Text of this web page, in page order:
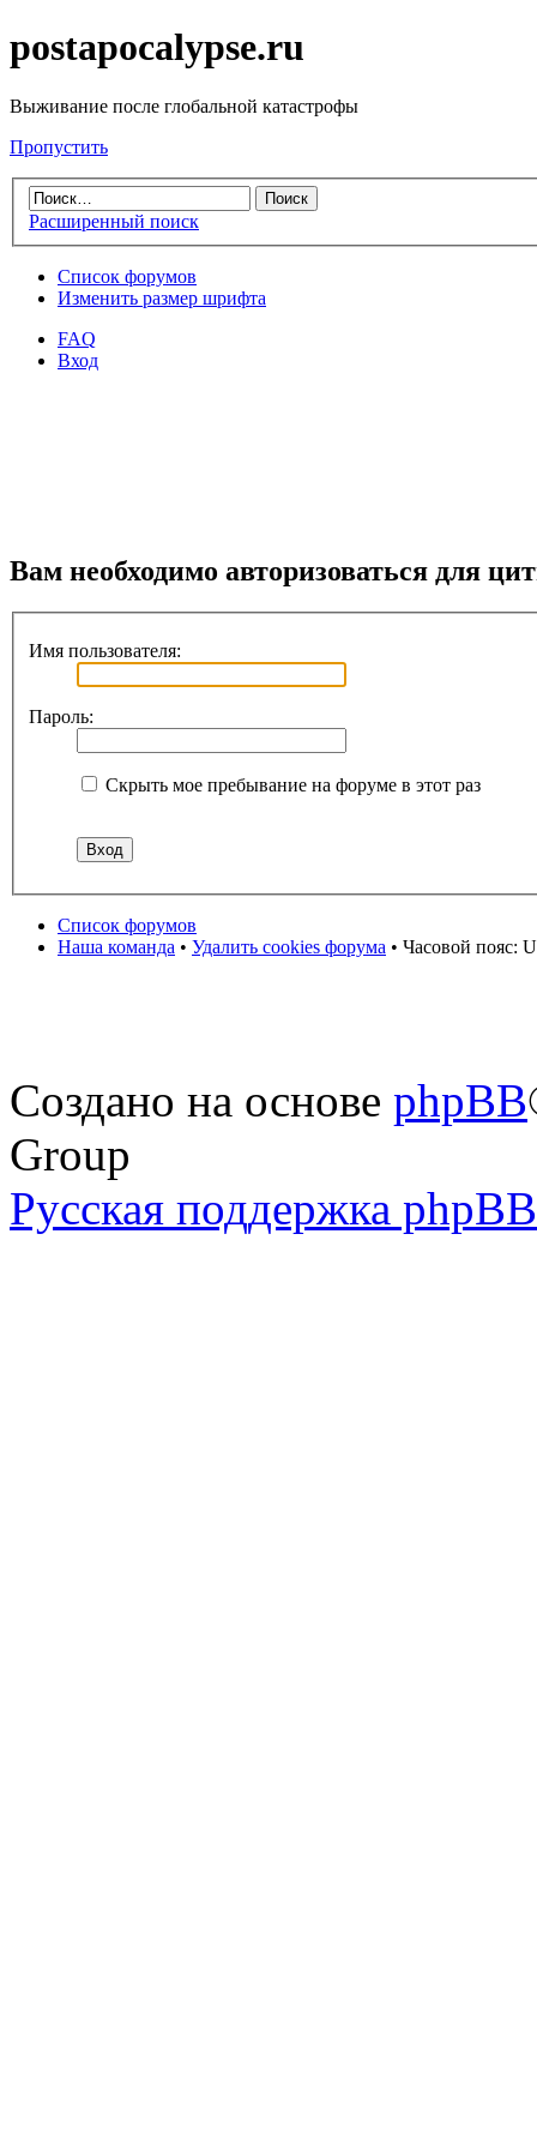
postapocalypse.ru
Выживание после глобальной катастрофы
Пропустить
Расширенный поиск
Список форумов
Изменить размер шрифта
FAQ
Вход
Вам необходимо авторизоваться для
Имя пользователя:
Пароль:
Скрыть мое пребывание на форуме в этот раз
Список форумов
Наша команда • Удалить cookies форума • Часовой пояс:
Создано на основе phpBB
Group
Русская поддержка phpBB